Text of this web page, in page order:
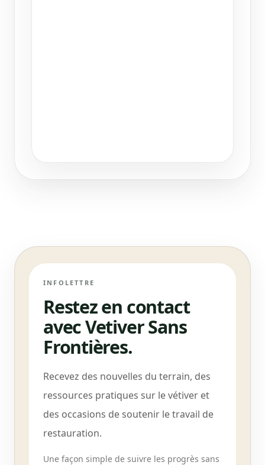
INFOLETTRE
Restez en contact
avec Vetiver Sans
Frontières.
Recevez des nouvelles du terrain, des
ressources pratiques sur le vétiver et
des occasions de soutenir le travail de
restauration.
Une façon simple de suivre les progrès sans